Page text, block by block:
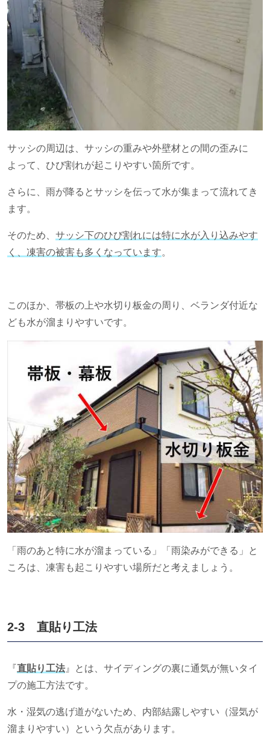
サッシの周辺は、サッシの重みや外壁材との間の歪みに
よって、ひび割れが起こりやすい箇所です。
さらに、雨が降るとサッシを伝って水が集まって流れてき
ます。
そのため、 サッシ下のひび割れには特に水が入り込みやす
く、凍害の被害も多くなっています。
このほか、帯板の上や水切り板金の周り、ベランダ付近な
ども水が溜まりやすいです。
「雨のあと特に水が溜まっている」「雨染みができる」と
ころは、凍害も起こりやすい場所だと考えましょう。
2-3 直貼り工法
『直貼り工法 』とは、サイディングの裏に通気が無いタイ
プの施工方法です。
水・湿気の逃げ道がないため、内部結露しやすい（湿気が
溜まりやすい）という欠点があります。